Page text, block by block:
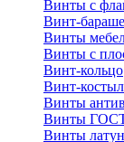
Винты с
Винт-
Винты
Винты с
Винт-кольцо
Винт-
Винты
Винты
Винты